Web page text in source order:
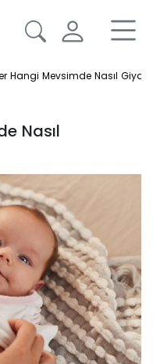
Hangi Mevsimde Nasıl
Nasıl